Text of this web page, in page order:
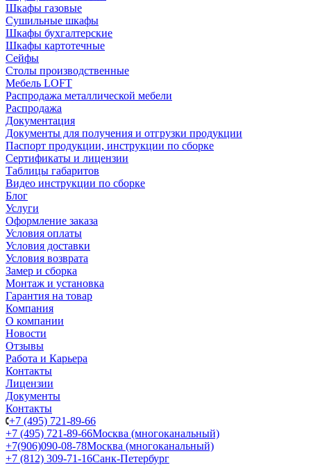
Шкафы газовые
Сушильные шкафы
Шкафы бухгалтерские
Шкафы картотечные
Сейфы
Столы производственные
Мебель LOFT
Распродажа металлической мебели
Распродажа
Документация
Документы для получения и отгрузки продукции
Паспорт продукции, инструкции по сборке
Сертификаты и лицензии
Таблицы габаритов
Видео инструкции по сборке
Блог
Услуги
Оформление заказа
Условия оплаты
Условия доставки
Условия возврата
Замер и сборка
Монтаж и установка
Гарантия на товар
Компания
О компании
Новости
Отзывы
Работа и Карьера
Контакты
Лицензии
Документы
Контакты
+7 (495) 721-89-66
+7 (495) 721-89-66Москва (многоканальный)
+7(906)090-08-78Москва (многоканальный)
+7 (812) 309-71-16Санк-Петербург